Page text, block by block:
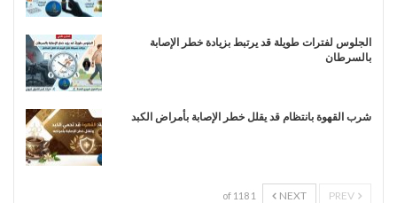
الجلوس لفترات طويلة قد يرتبط بزيادة خطر الإصابة
بالسرطان
شرب القهوة بانتظام قد يقلل خطر الإصابة بأمراض الكبد
NEXT
1 of 118